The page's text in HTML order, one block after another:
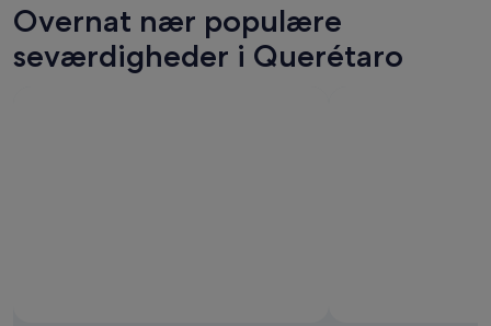
7.
-
i
aften,
Querétaro
for
denne
Overnat nær populære
seværdigheder i Querétaro